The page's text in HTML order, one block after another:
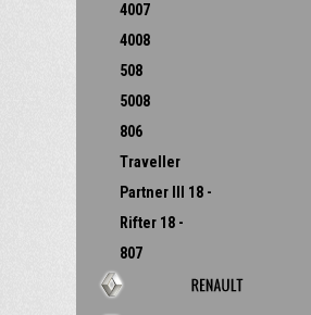
4007
4008
508
5008
806
Traveller
Partner III 18 -
Rifter 18 -
807